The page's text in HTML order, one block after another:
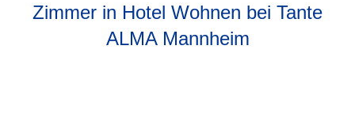
Zimmer in Hotel Wohnen bei Tante
ALMA Mannheim